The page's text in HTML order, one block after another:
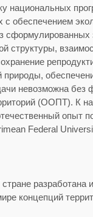
национальных
с обеспечением
сформулированных
структуры,
невозможна без
(ООПТ). К
опыт
Federal
разработана
концепций